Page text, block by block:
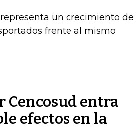
un crecimiento de
frente al mismo
Cencosud entra
efectos en la